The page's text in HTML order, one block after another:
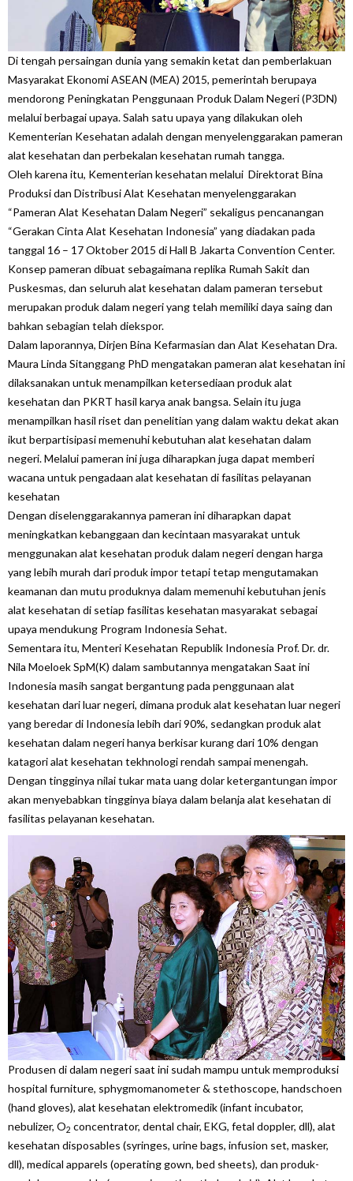
Di tengah persaingan dunia yang semakin ketat dan pemberlakuan
Masyarakat Ekonomi ASEAN (MEA) 2015, pemerintah berupaya
mendorong Peningkatan Penggunaan Produk Dalam Negeri (P3DN)
melalui berbagai upaya. Salah satu upaya yang dilakukan oleh
Kementerian Kesehatan adalah dengan menyelenggarakan pameran
alat kesehatan dan perbekalan kesehatan rumah tangga.
Oleh karena itu, Kementerian kesehatan melalui Direktorat Bina
Produksi dan Distribusi Alat Kesehatan menyelenggarakan
“Pameran Alat Kesehatan Dalam Negeri” sekaligus pencanangan
“Gerakan Cinta Alat Kesehatan Indonesia” yang diadakan pada
tanggal 16 – 17 Oktober 2015 di Hall B Jakarta Convention Center.
Konsep pameran dibuat sebagaimana replika Rumah Sakit dan
Puskesmas, dan seluruh alat kesehatan dalam pameran tersebut
merupakan produk dalam negeri yang telah memiliki daya saing dan
bahkan sebagian telah diekspor.
Dalam laporannya, Dirjen Bina Kefarmasian dan Alat Kesehatan Dra.
Maura Linda Sitanggang PhD mengatakan pameran alat kesehatan ini
dilaksanakan untuk menampilkan ketersediaan produk alat
kesehatan dan PKRT hasil karya anak bangsa. Selain itu juga
menampilkan hasil riset dan penelitian yang dalam waktu dekat akan
ikut berpartisipasi memenuhi kebutuhan alat kesehatan dalam
negeri. Melalui pameran ini juga diharapkan juga dapat memberi
wacana untuk pengadaan alat kesehatan di fasilitas pelayanan
kesehatan
Dengan diselenggarakannya pameran ini diharapkan dapat
meningkatkan kebanggaan dan kecintaan masyarakat untuk
menggunakan alat kesehatan produk dalam negeri dengan harga
yang lebih murah dari produk impor tetapi tetap mengutamakan
keamanan dan mutu produknya dalam memenuhi kebutuhan jenis
alat kesehatan di setiap fasilitas kesehatan masyarakat sebagai
upaya mendukung Program Indonesia Sehat.
Sementara itu, Menteri Kesehatan Republik Indonesia Prof. Dr. dr.
Nila Moeloek SpM(K) dalam sambutannya mengatakan Saat ini
Indonesia masih sangat bergantung pada penggunaan alat
kesehatan dari luar negeri, dimana produk alat kesehatan luar negeri
yang beredar di Indonesia lebih dari 90%, sedangkan produk alat
kesehatan dalam negeri hanya berkisar kurang dari 10% dengan
katagori alat kesehatan tekhnologi rendah sampai menengah.
Dengan tingginya nilai tukar mata uang dolar ketergantungan impor
akan menyebabkan tingginya biaya dalam belanja alat kesehatan di
fasilitas pelayanan kesehatan.
Produsen di dalam negeri saat ini sudah mampu untuk memproduksi
hospital furniture, sphygmomanometer & stethoscope, handschoen
(hand gloves), alat kesehatan elektromedik (infant incubator,
nebulizer, O2 concentrator, dental chair, EKG, fetal doppler, dll), alat
kesehatan disposables (syringes, urine bags, infusion set, masker,
dll), medical apparels (operating gown, bed sheets), dan produk-